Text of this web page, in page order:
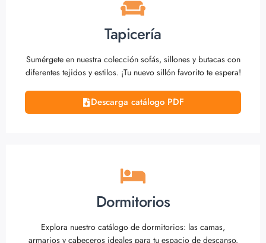
Tapicería
Sumérgete en nuestra colección sofás, sillones y butacas con
diferentes tejidos y estilos. ¡Tu nuevo sillón favorito te espera!
Descarga catálogo PDF
Dormitorios
Explora nuestro catálogo de dormitorios: las camas,
armarios y cabeceros ideales para tu espacio de descanso.